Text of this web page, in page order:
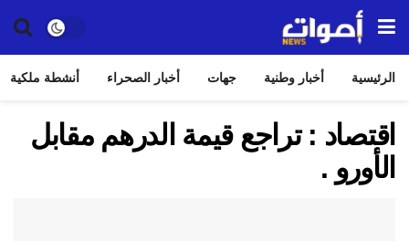
الرئيسية أخبار وطنية جهات أخبار الصحراء أنشطة ملكية
اقتصاد : تراجع قيمة الدرهم مقابل
الأورو .